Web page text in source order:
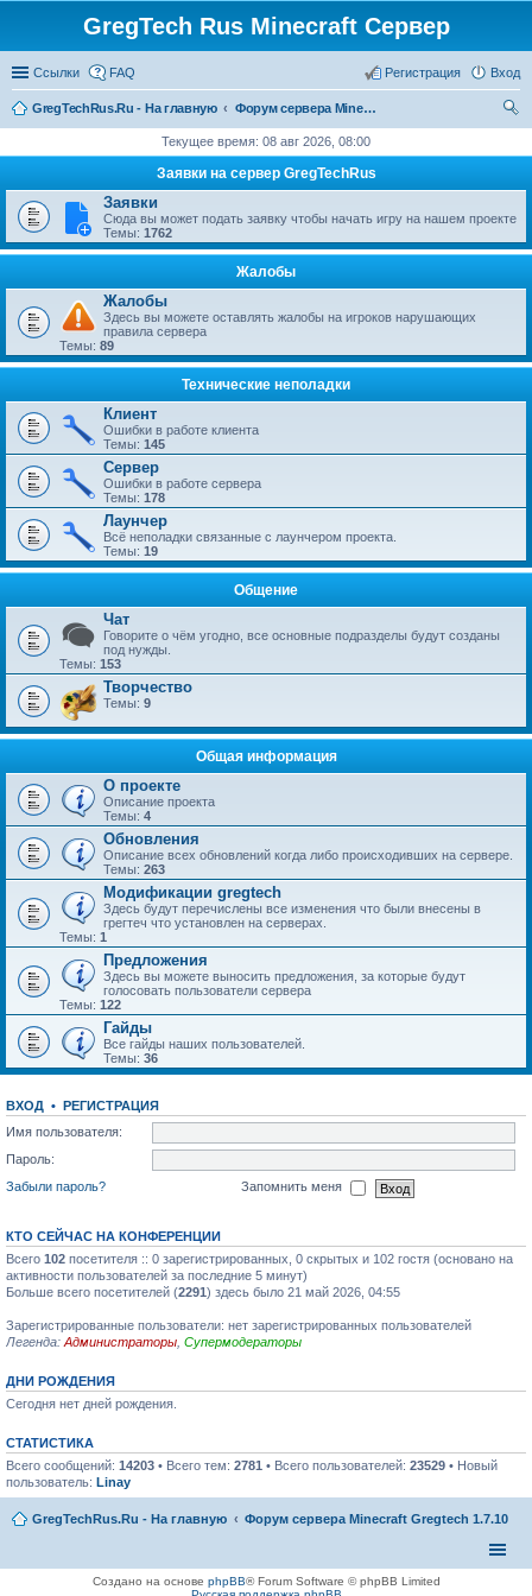
GregTech Rus Minecraft Сервер
Ссылки FAQ Вход
Регистрация
GregTechRus.Ru - На главную
Форум сервера Minecraft Gregtech 1.7.10
Текущее время: 08 авг 2026, 08:00
Заявки на сервер GregTechRus
Заявки
Сюда вы может подать заявку чтобы начать игру на нашем проекте
Темы: 1762
Жалобы
Жалобы
Здесь вы можете оставлять жалобы на игроков нарушающих
правила сервера
Темы: 89
Технические неполадки
Клиент
Ошибки в работе клиента
Темы: 145
Сервер
Ошибки в работе сервера
Темы: 178
Лаунчер
Всё неполадки связанные с лаунчером проекта.
Темы: 19
Общение
Чат
Говорите о чём угодно, все основные подразделы будут созданы
под нужды.
Темы: 153
Творчество
Темы: 9
Общая информация
О проекте
Описание проекта
Темы: 4
Обновления
Описание всех обновлений когда либо происходивших на сервере.
Темы: 263
Модификации gregtech
Здесь будут перечислены все изменения что были внесены в
грегтеч что установлен на серверах.
Темы: 1
Предложения
Здесь вы можете выносить предложения, за которые будут
голосовать пользователи сервера
Темы: 122
Гайды
Все гайды наших пользователей.
Темы: 36
ВХОД • РЕГИСТРАЦИЯ
Имя пользователя:
Пароль:
Забыли пароль?
Запомнить меня
КТО СЕЙЧАС НА КОНФЕРЕНЦИИ
Всего 102 посетителя :: 0 зарегистрированных, 0 скрытых и 102 гостя (основано на
активности пользователей за последние 5 минут)
Больше всего посетителей (2291) здесь было 21 май 2026, 04:55
Зарегистрированные пользователи: нет зарегистрированных пользователей
Легенда: Администраторы Супермодераторы
ДНИ РОЖДЕНИЯ
Сегодня нет дней рождения.
СТАТИСТИКА
Всего сообщений: 14203 • Всего тем: 2781 • Всего пользователей: 23529 • Новый
пользователь: Linay
GregTechRus.Ru - На главную Форум сервера Minecraft Gregtech 1.7.10
Создано на основе phpBB® Forum Software © phpBB Limited